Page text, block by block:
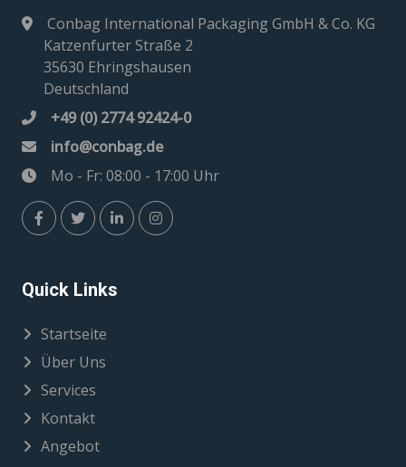
Conbag International Packaging GmbH & Co. KG
Katzenfurter Straße 2
35630 Ehringshausen
Deutschland
+49 (0) 2774 92424-0
info@conbag.de
Mo - Fr: 08:00 - 17:00 Uhr
Quick Links
Startseite
Über Uns
Services
Kontakt
Angebot